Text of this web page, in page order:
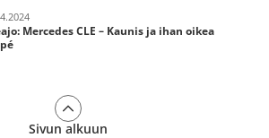
Mercedes CLE – Kaunis ja ihan oikea
Sivun alkuun